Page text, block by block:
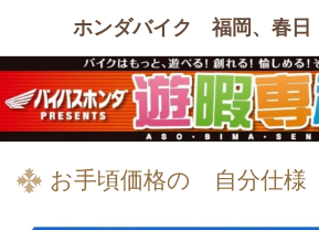
ホンダバイク 福岡、春日
お手頃価格の 自分仕様